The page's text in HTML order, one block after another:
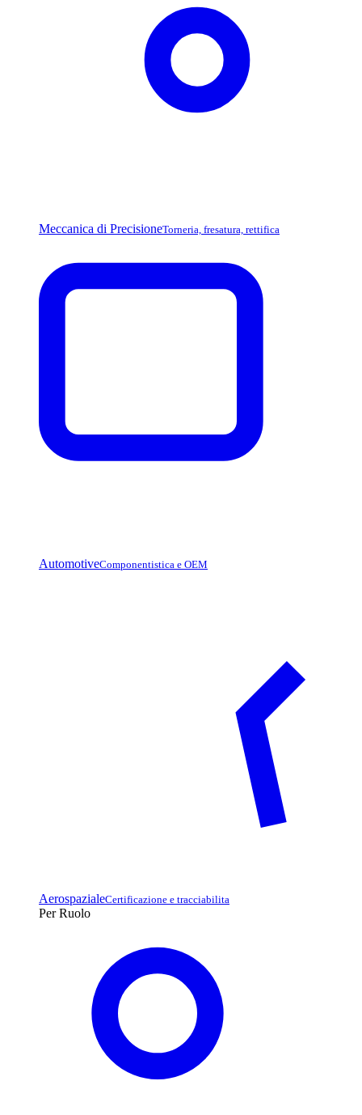
Meccanica di PrecisioneTorneria, fresatura, rettifica
AutomotiveComponentistica e OEM
AerospazialeCertificazione e tracciabilita
Per Ruolo